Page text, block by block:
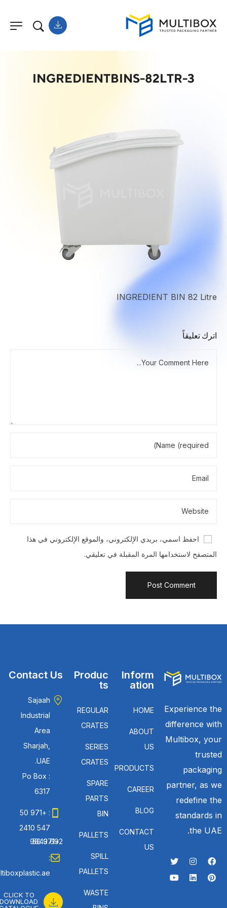
INGREDIENTBINS-82LTR-3
INGREDIENT BIN 82 Litre
اترك تعليقاً
احفظ اسمي، بريدي الإلكتروني، والموقع الإلكتروني في هذا
المتصفح لاستخدامها المرة المقبلة في تعليقي.
Experience the
difference with
Multibox, your
trusted
packaging
partner, as we
redefine the
standards in
the UAE.
Inform
ation
HOME
ABOUT
US
PRODUCTS
CAREER
BLOG
CONTACT
US
Produc
ts
REGULAR
CRATES
SERIES
CRATES
SPARE
PARTS
BIN
PALLETS
SPILL
PALLETS
WASTE
Contact Us
Sajaah
Industrial
Area
Sharjah,
UAE.
Po Box :
6317
: +971 50
547 2410
: +971 56 692 9643
:
CLICK TO
DOWNLOAD